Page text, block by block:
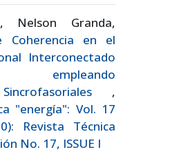
Nelson Granda,
Coherencia en el
Interconectado
empleando
,
"energía": Vol. 17
Revista Técnica
No. 17, ISSUE I